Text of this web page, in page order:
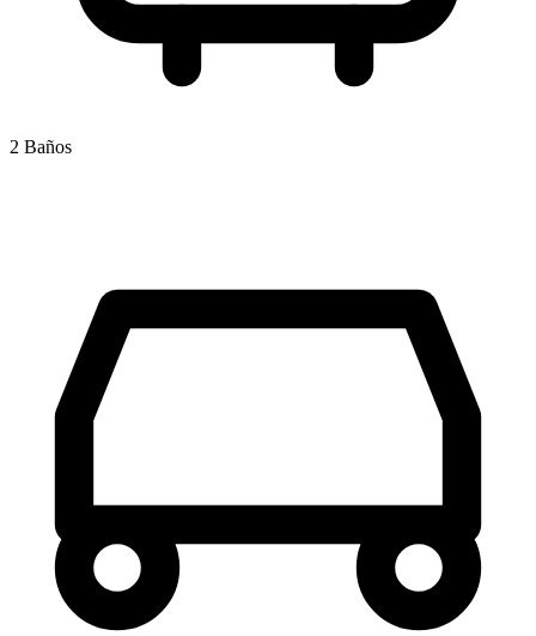
2 Baños